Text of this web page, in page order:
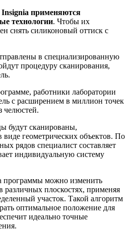
Insignia применяются
технологии. Чтобы их
снять силиконовый оттиск с
в специализированную
процедуру сканирования,
работники лаборатории
с расширением в миллион точек
челюстей.
будут сканированы,
геометрических объектов. По
рядов специалист составляет
индивидуальную систему
можно изменить
различных плоскостях, применяя
участок. Такой алгоритм
оптимальное положение для
идеально точные